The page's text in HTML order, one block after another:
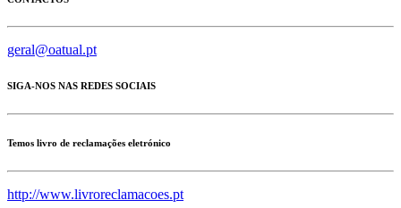
geral@oatual.pt
SIGA-NOS NAS REDES SOCIAIS
Temos livro de reclamações eletrónico
http://www.livroreclamacoes.pt